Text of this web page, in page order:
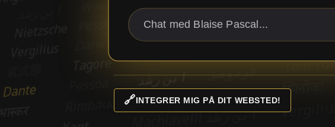
🔗INTEGRER MIG PÅ DIT WEBSTED!